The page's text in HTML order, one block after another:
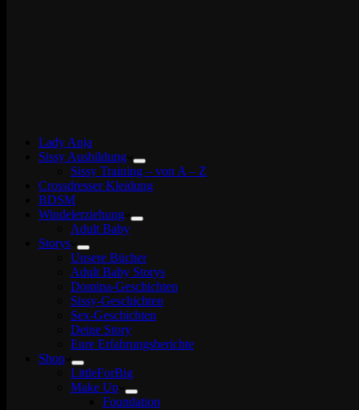
Lady Anja
Sissy Ausbildung
Sissy Training – von A – Z
Crossdresser Kleidung
BDSM
Windelerziehung
Adult Baby
Storys
Unsere Bücher
Adult Baby Storys
Domina-Geschichten
Sissy-Geschichten
Sex-Geschichten
Deine Story
Eure Erfahrungsberichte
Shop
LittleForBig
Make Up
Foundation